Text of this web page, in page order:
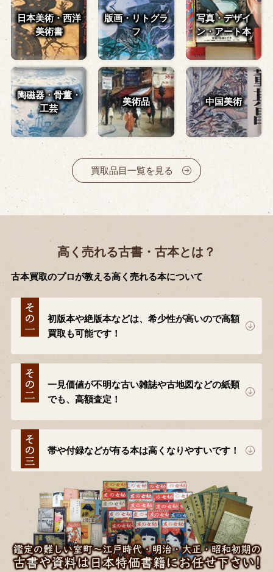
日本美術・西洋
美術書
版画・リトグラ
フ
写真・デザイ
ン・アート本
陶磁器・骨董・
工芸
美術品 中国美術
買取品目一覧を見る
高く売れる古書・古本とは？
古本買取のプロが教える高く売れる本について
初版本や絶版本などは、希少性が高いので高額
買取も可能です！
一見価値が不明な古い雑誌や古地図などの紙類
でも、高額査定！
帯や付録などが有る本は高くなりやすいです！